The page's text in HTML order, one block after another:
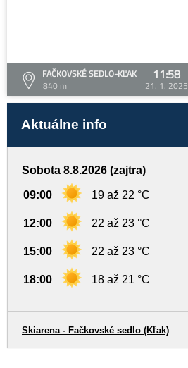
FAČKOVSKÉ SEDLO-KĽAK
840 m
11:58
21. 1. 2025
Aktuálne info
Sobota 8.8.2026 (zajtra)
09:00 19 až 22 °C
12:00 22 až 23 °C
15:00 22 až 23 °C
18:00 18 až 21 °C
Skiarena - Fačkovské sedlo (Kľak)